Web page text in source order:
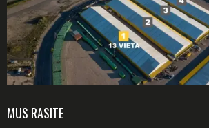
MUS RASITE